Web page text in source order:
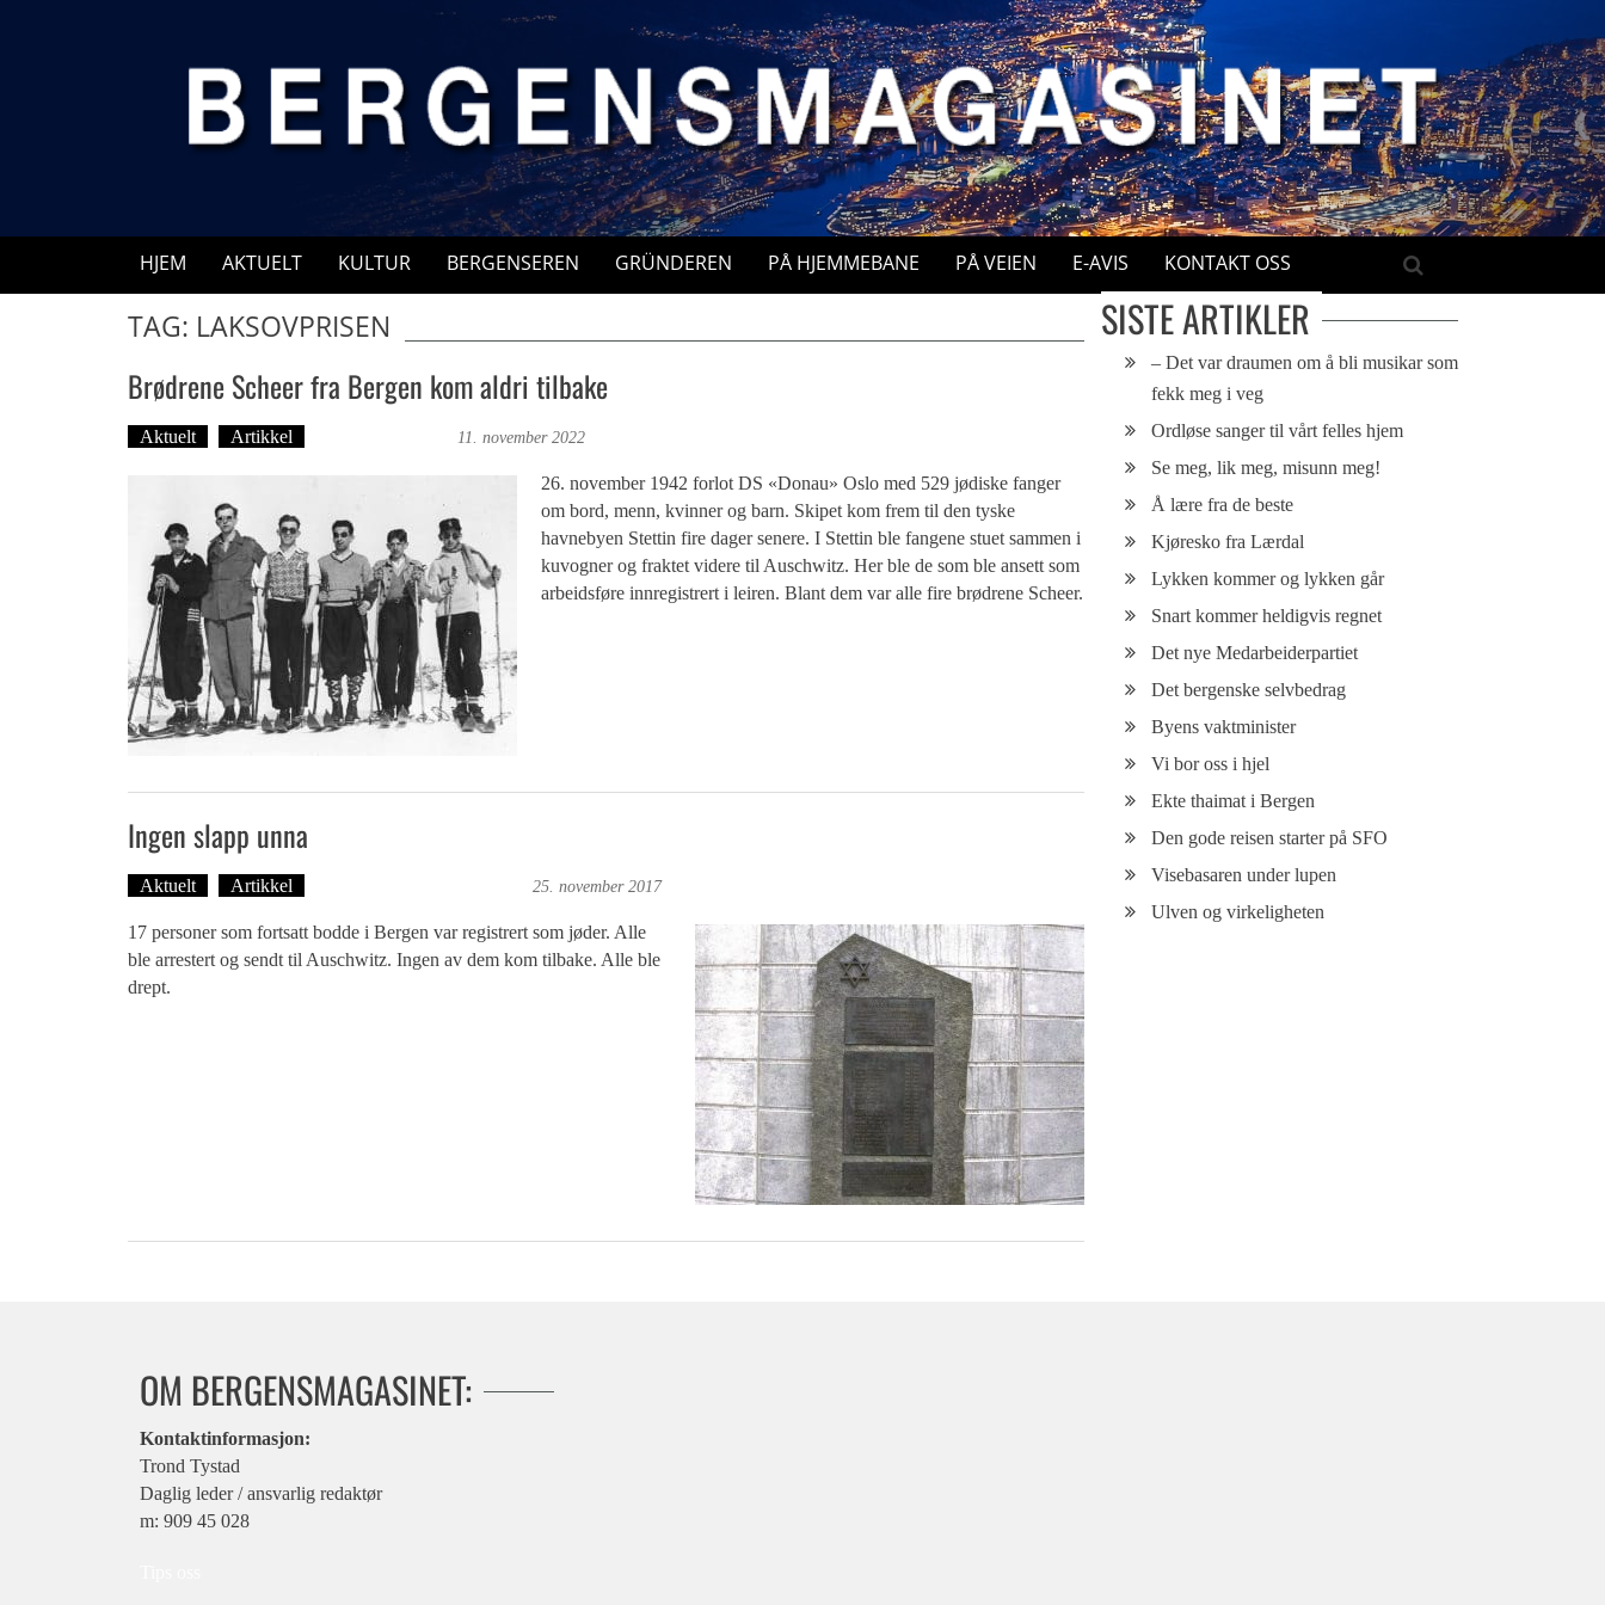
HJEM AKTUELT KULTUR BERGENSEREN GRÜNDEREN PÅ HJEMMEBANE PÅ VEIEN E-AVIS KONTAKT OSS
TAG: LAKSOVPRISEN
Brødrene Scheer fra Bergen kom aldri tilbake
Aktuelt Artikkel 11. november 2022
26. november 1942 forlot DS «Donau» Oslo med 529 jødiske fanger
om bord, menn, kvinner og barn. Skipet kom frem til den tyske
havnebyen Stettin fire dager senere. I Stettin ble fangene stuet sammen i
kuvogner og fraktet videre til Auschwitz. Her ble de som ble ansett som
arbeidsføre innregistrert i leiren. Blant dem var alle fire brødrene Scheer.
Ingen slapp unna
Aktuelt Artikkel 25. november 2017
17 personer som fortsatt bodde i Bergen var registrert som jøder. Alle
ble arrestert og sendt til Auschwitz. Ingen av dem kom tilbake. Alle ble
drept.
SISTE ARTIKLER
– Det var draumen om å bli musikar som
fekk meg i veg
Ordløse sanger til vårt felles hjem
Se meg, lik meg, misunn meg!
Å lære fra de beste
Kjøresko fra Lærdal
Lykken kommer og lykken går
Snart kommer heldigvis regnet
Det nye Medarbeiderpartiet
Det bergenske selvbedrag
Byens vaktminister
Vi bor oss i hjel
Ekte thaimat i Bergen
Den gode reisen starter på SFO
Visebasaren under lupen
Ulven og virkeligheten
OM BERGENSMAGASINET:
Kontaktinformasjon:
Trond Tystad
Daglig leder / ansvarlig redaktør
m: 909 45 028